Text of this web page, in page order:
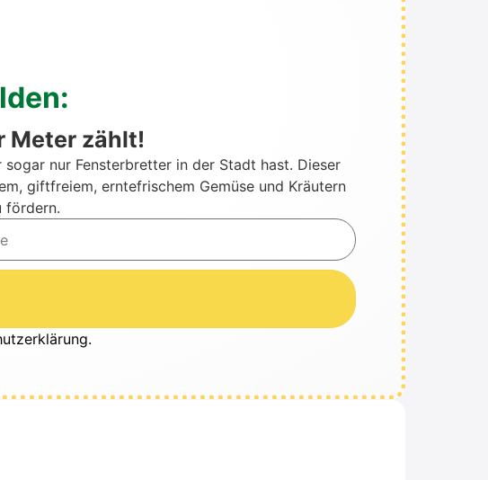
Meter zählt!
nur Fens­ter­bret­ter in der Stadt hast. Die­ser
gift­frei­em, ern­te­fri­schem Gemü­se und Kräu­tern
för­dern.
.